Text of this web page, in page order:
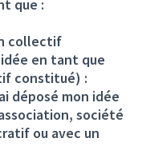
que :
collectif
en tant que
constitué) :
déposé mon idée
société
ou avec un